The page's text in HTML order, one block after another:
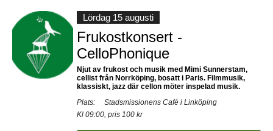
Lördag 15 augusti
Frukostkonsert -
CelloPhonique
Njut av frukost och musik med Mimi Sunnerstam,
cellist från Norrköping, bosatt i Paris. Filmmusik,
klassiskt, jazz där cellon möter inspelad musik.
Plats:
Stadsmissionens Café i Linköping
Kl 09:00, pris 100 kr